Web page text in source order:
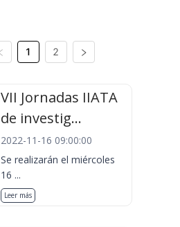
1 2
VII Jornadas IIATA
de investig...
2022-11-16 09:00:00
Se realizarán el miércoles
16 ...
Leer más